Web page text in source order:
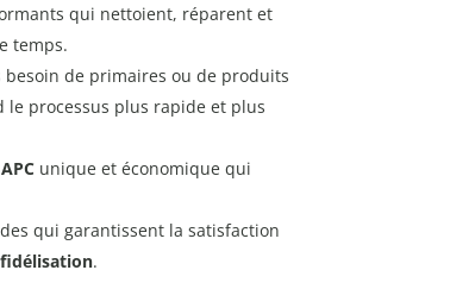
qui nettoient, réparent et
temps.
besoin de primaires ou de produits
processus plus rapide et plus
APC unique et économique qui
qui garantissent la satisfaction
fidélisation.